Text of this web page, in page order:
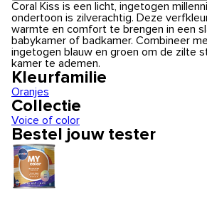
Coral Kiss is een licht, ingetogen
ondertoon is zilverachtig. Deze
warmte en comfort te brengen in een
babykamer of badkamer. Combineer
ingetogen blauw en groen om de zilte
kamer te ademen.
Kleurfamilie
Oranjes
Collectie
Voice of color
Bestel jouw tester